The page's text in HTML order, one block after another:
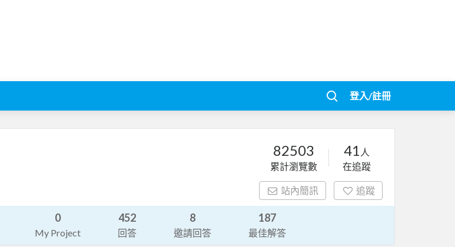
登入/註冊
82503
累計瀏覽數
41 人
在追蹤
站內簡訊 追蹤
0
My Project
452
回答
8
邀請回答
187
最佳解答